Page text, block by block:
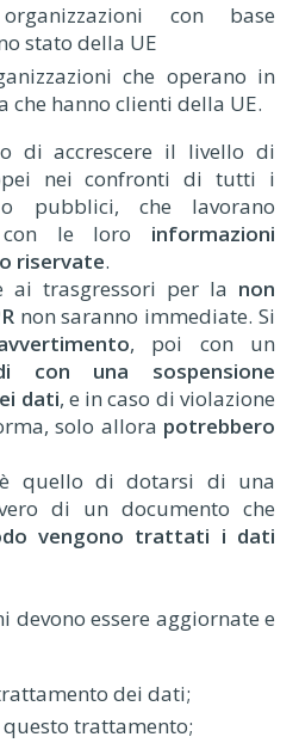
con base
stato della UE
che operano in
che hanno clienti della UE.
di accrescere il livello di
nei confronti di tutti i
pubblici, che lavorano
con le loro informazioni
riservate.
ai trasgressori per la non
non saranno immediate. Si
, poi con un
con una sospensione
dati, e in caso di violazione
solo allora potrebbero
quello di dotarsi di una
di un documento che
vengono trattati i dati
devono essere aggiornate e
dei dati;
trattamento;